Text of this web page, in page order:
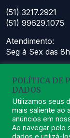
(51) 3217.2921
(51) 99629.1075
Atendimento:
Seg à Sex das
2026 ASTEC. Todos
Tecnologia
POLÍTICA DE
DADOS
Utilizamos seus
mais saliente ao
anúncios em
Ao navegar pelo